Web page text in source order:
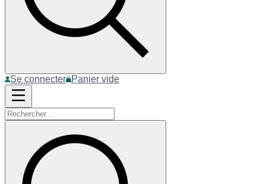
Se connecter Panier vide